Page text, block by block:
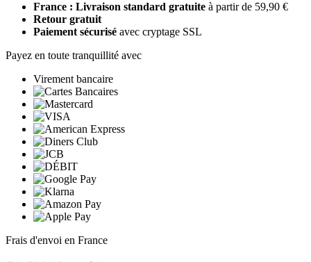
France : Livraison standard gratuite à partir de 59,90 €
Retour gratuit
Paiement sécurisé avec cryptage SSL
Payez en toute tranquillité avec
Virement bancaire
Frais d'envoi en France